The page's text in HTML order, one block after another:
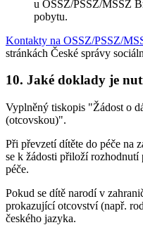
u OSSZ/PSSZ/MSSZ
pobytu.
Kontakty na OSSZ/PSSZ/
stránkách České správy
10. Jaké doklady je
Vyplněný tiskopis "Žádost o
(otcovskou)".
Při převzetí dítěte do péče na
se k žádosti přiloží rozhodnutí
péče.
Pokud se dítě narodí v
prokazující otcovství (např.
českého jazyka.